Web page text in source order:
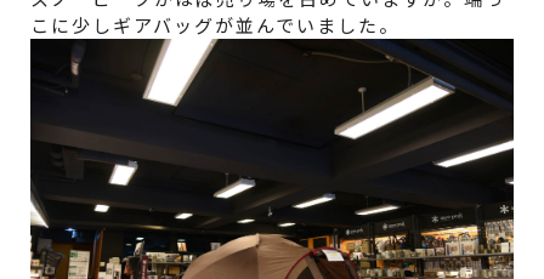
こに少しギアバッグが並んでいました。